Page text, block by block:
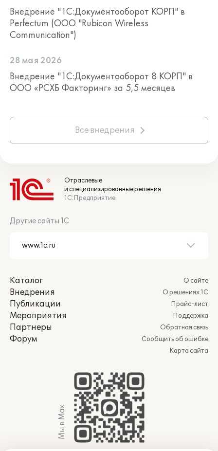
Внедрение "1С:Документооборот КОРП" в
Perfectum (ООО "Rubicon Wireless
Communication")
28 мая 2026
Внедрение "1С:Документооборот 8 КОРП" в
ООО «РСХБ Факторинг» за 5,5 месяцев
Все внедрения
Отраслевые
и специализированные решения
1С:Предприятие
Другие сайты 1С
Каталог
Внедрения
Публикации
Мероприятия
Партнеры
Форум
О сайте
О решениях 1С
Прайс-лист
Поддержка
Обратная связь
Сообщить об ошибке
Карта сайта
Мы в Max